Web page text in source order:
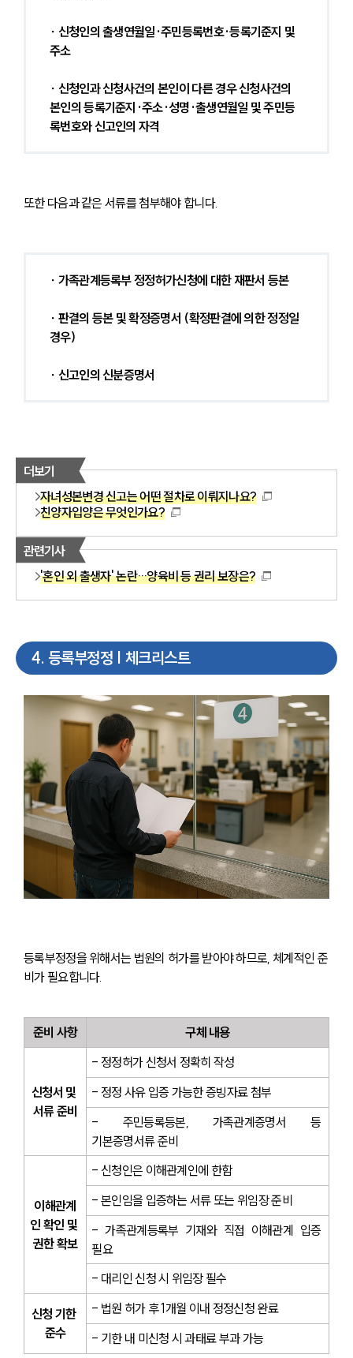
∙ 신청인의 출생연월일·주민등록번호·등록기준지 및
주소
∙ 신청인과 신청사건의 본인이 다른 경우 신청사건의
본인의 등록기준지·주소·성명·출생연월일 및 주민등
록번호와 신고인의 자격
또한 다음과 같은 서류를 첨부해야 합니다.
∙ 가족관계등록부 정정허가신청에 대한 재판서 등본
∙ 판결의 등본 및 확정증명서 (확정판결에 의한 정정일
경우)
∙ 신고인의 신분증명서
더보기
자녀성본변경 신고는 어떤 절차로 이뤄지나요?
친양자입양은 무엇인가요?
관련기사
'혼인 외 출생자' 논란…양육비 등 권리 보장은?
4. 등록부정정 | 체크리스트
등록부정정을 위해서는 법원의 허가를 받아야 하므로, 체계적인 준
비가 필요합니다.
준비 사항 구체 내용
신청서 및
서류 준비
- 정정허가 신청서 정확히 작성
- 정정 사유 입증 가능한 증빙자료 첨부
- 주민등록등본, 가족관계증명서 등
기본증명서류 준비
이해관계
인 확인 및
권한 확보
- 신청인은 이해관계인에 한함
- 본인임을 입증하는 서류 또는 위임장 준비
- 가족관계등록부 기재와 직접 이해관계 입증
필요
- 대리인 신청 시 위임장 필수
신청 기한
준수
- 법원 허가 후 1개월 이내 정정신청 완료
- 기한 내 미신청 시 과태료 부과 가능